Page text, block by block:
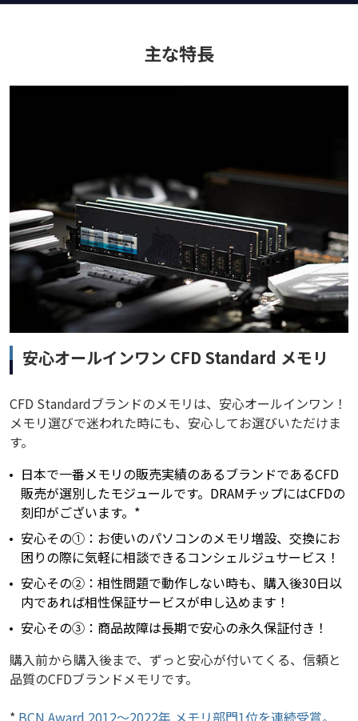
主な特長
安心オールインワン CFD Standard メモリ
CFD Standardブランドのメモリは、安心オールインワン！
メモリ選びで迷われた時にも、安心してお選びいただけま
す。
日本で一番メモリの販売実績のあるブランドであるCFD
販売が選別したモジュールです。DRAMチップにはCFDの
刻印がございます。*
安心その①：お使いのパソコンのメモリ増設、交換にお
困りの際に気軽に相談できるコンシェルジュサービス！
安心その②：相性問題で動作しない時も、購入後30日以
内であれば相性保証サービスが申し込めます！
安心その③：商品故障は長期で安心の永久保証付き！
購入前から購入後まで、ずっと安心が付いてくる、信頼と
品質のCFDブランドメモリです。
* BCN Award 2012～2022年 メモリ部門1位を連続受賞。